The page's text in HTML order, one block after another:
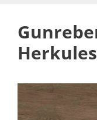
Herkules